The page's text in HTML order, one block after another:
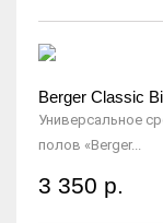
Berger Classic
Универсальное
полов «Berger...
3 350 р.